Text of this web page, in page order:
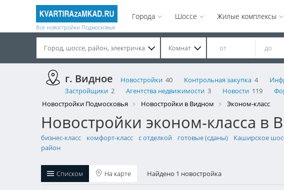
Все новостройки Подмосковья
Города Шоссе Жилые комплексы
Город, шоссе, район, электричка Комнат
г. Видное Новостройки 40 Контрольная закупка 4
Застройщики 2 Агентства недвижимости 3 Новости 119
Новостройки Подмосковья
Новостройки в Видном Эконом-класс
Новостройки эконом-класса в
бизнес-класс комфорт-класс с отделкой готовые (сданы) Каширское
район
Списком На карте Найдено 1 новостройка